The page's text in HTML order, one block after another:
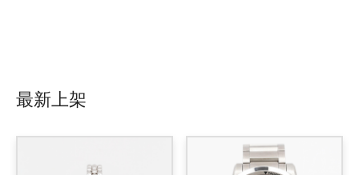
最新上架